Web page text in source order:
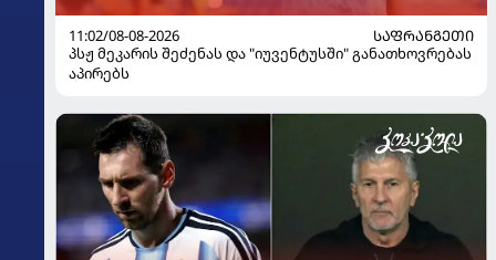
11:02/08-08-2026
ᲡᲐᲤᲠᲐᲜᲒᲔᲗᲘ
პსჟ მეკარის შეძენას და "იუვენტუსში" განათხოვრებას
აპირებს